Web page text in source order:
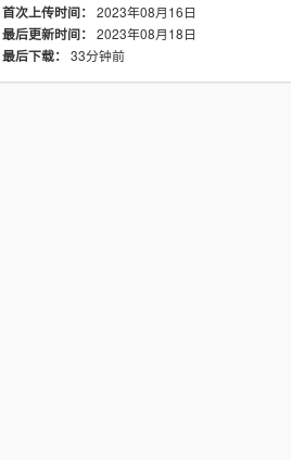
首次上传时间： 2023年08月16日
最后更新时间： 2023年08月18日
最后下载： 33分钟前